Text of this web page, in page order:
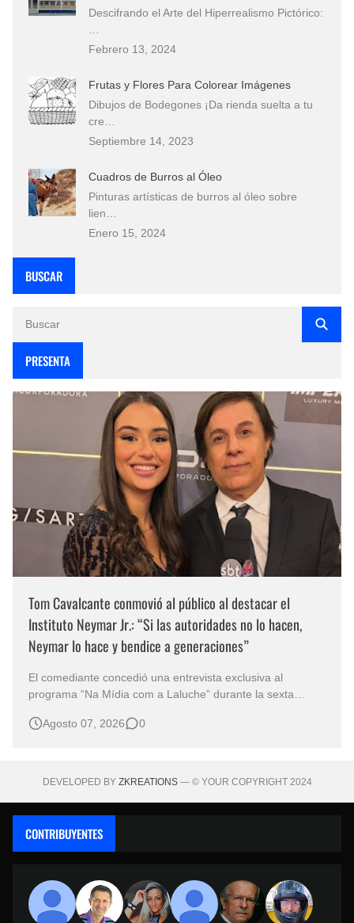
Descifrando el Arte del Hiperrealismo Pictórico:
Febrero 13, 2024
Frutas y Flores Para Colorear Imágenes
Dibujos de Bodegones ¡Da rienda suelta a tu
cre…
Septiembre 14, 2023
Cuadros de Burros al Óleo
Pinturas artísticas de burros al óleo sobre
lien…
Enero 15, 2024
BUSCAR
PRESENTA
Tom Cavalcante conmovió al público al destacar el
Instituto Neymar Jr.: “Si las autoridades no lo hacen,
Neymar lo hace y bendice a generaciones”
El comediante concedió una entrevista exclusiva al
programa “Na Mídia com a Laluche” durante la sexta
eventos benéficos más importantes de Brasil. En medio del
Agosto 07, 2026 0
DEVELOPED BY ZKREATIONS— © YOUR COPYRIGHT 2024
CONTRIBUYENTES